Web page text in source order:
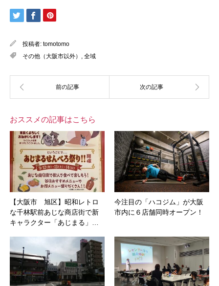
投稿者: tomotomo
その他（大阪市以外） , 全域
おススメの記事はこちら
【大阪市 旭区】昭和レトロ
な千林駅前あじな商店街で新
キャラクター「あじまる」…
今注目の「ハコジム」が大阪
市内に６店舗同時オープン！